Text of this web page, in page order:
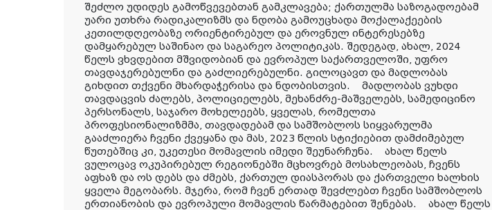
შეძლო უდიდეს გამოწვევებთან გამკლავება; ქართულმა საზოგადოებამ
უარი უთხრა რადიკალიზმს და ნდობა გამოუცხადა მოქალაქეების
კეთილდღეობაზე ორიენტირებულ და ეროვნულ ინტერესებზე
დამყარებულ საშინაო და საგარეო პოლიტიკას. შედეგად, ახალ, 2024
წელს ვხვდებით მშვიდობიან და ევროპულ საქართველოში, უფრო
თავდაჯერებულნი და გაძლიერებულნი. გილოცავთ და მადლობას
გიხდით თქვენი მხარდაჭერისა და ნდობისთვის. მადლობას ვუხდი
თავდაცვის ძალებს, პოლიციელებს, მეხანძრე-მაშველებს, სამედიცინო
პერსონალს, საჯარო მოხელეებს, ყველას, რომელთა
პროფესიონალიზმმა, თავდადებამ და სამშობლოს სიყვარულმა
გააძლიერა ჩვენი ქვეყანა და მას, 2023 წლის სტიქიებით დამძიმებულ
წუთებშიც კი, უკეთესი მომავლის იმედი შეუნარჩუნა. ახალ წელს
ვულოცავ ოკუპირებულ რეგიონებში მცხოვრებ მოსახლეობას, ჩვენს
აფხაზ და ოს დებს და ძმებს, ქართულ დიასპორას და ქართველი ხალხის
ყველა მეგობარს. მჯერა, რომ ჩვენ ერთად შევძლებთ ჩვენი სამშობლოს
ერთიანობის და ევროპული მომავლის წარმატებით შენებას. ახალ წელს